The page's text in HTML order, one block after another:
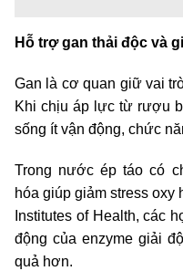
Hỗ trợ gan thải độc và
Gan là cơ quan giữ vai
Khi chịu áp lực từ rượu
sống ít vận động, chức
Trong nước ép táo có
hóa giúp giảm stress oxy
Institutes of Health, các
động của enzyme giải
quả hơn.